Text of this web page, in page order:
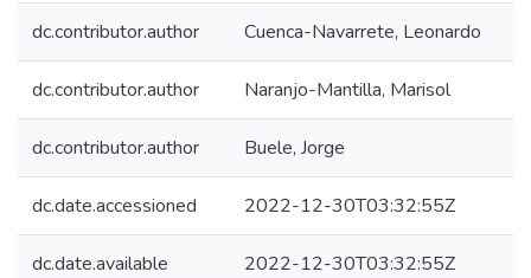
dc.contributor.author Cuenca-Navarrete, Leonardo
dc.contributor.author Naranjo-Mantilla, Marisol
dc.contributor.author Buele, Jorge
dc.date.accessioned 2022-12-30T03:32:55Z
dc.date.available 2022-12-30T03:32:55Z